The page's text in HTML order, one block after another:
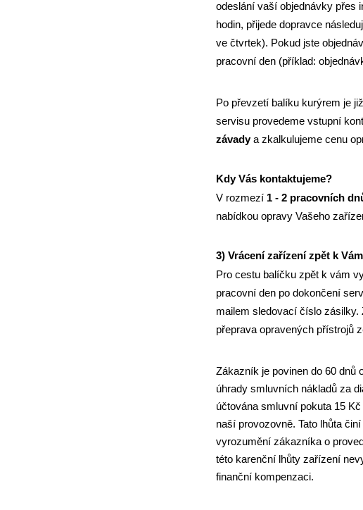
odeslání vaší objednávky přes
hodin, přijede dopravce
ve čtvrtek). Pokud jste
pracovní den (příklad:
Po převzetí balíku kurýrem je
servisu provedeme vstupní
závadya zkalkulujeme cenu
Kdy Vás kontaktujeme?
V rozmezí 1 - 2 pracovních
nabídkou opravy Vašeho
3) Vrácení zařízení zpět k Vám
Pro cestu balíčku zpět k vám
pracovní den po dokončení
mailem sledovací číslo
přeprava opravených přístrojů
Zákazník je povinen do 60
úhrady smluvních nákladů za
účtována smluvní pokuta 15
naší provozovně. Tato lhůta
vyrozumění zákazníka o
této karenční lhůty zařízení
finanční kompenzaci.